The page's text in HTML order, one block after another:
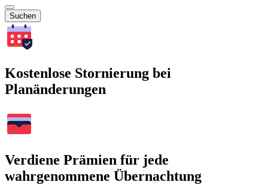
Suchen
Kostenlose Stornierung bei
Planänderungen
Verdiene Prämien für jede
wahrgenommene Übernachtung